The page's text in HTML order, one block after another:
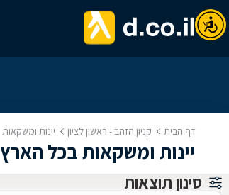
דף הבית קניון הזהב - ראשון לציון יינות ומשקאות
יינות ומשקאות בכל הארץ
סינון תוצאות